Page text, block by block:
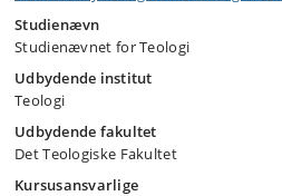
Studienævn
Studienævnet for Teologi
Udbydende institut
Teologi
Udbydende fakultet
Det Teologiske Fakultet
Kursusansvarlige